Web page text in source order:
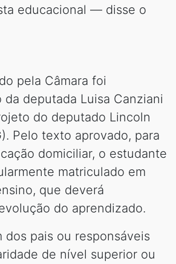
educacional — disse o
pela Câmara foi
deputada Luisa Canziani
do deputado Lincoln
Pelo texto aprovado, para
domiciliar, o estudante
matriculado em
que deverá
do aprendizado.
dos pais ou responsáveis
de nível superior ou